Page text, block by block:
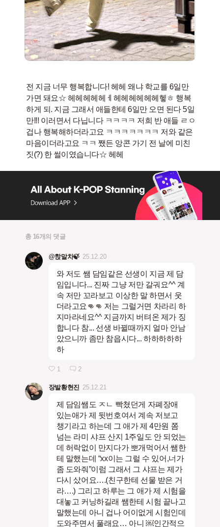
전 지금 너무 행복합니다! 헤헤 왜냐 학교를 6일만
가면 돼요☆ 헤헤헤헤헤ㅔ헤헤헤헤헤헤헿ㅎ 행복
하게 되. 지금 그래서 애들한테 6일만 오면 된다 5일
만!!! 이러면서 다닙니다 ㅋㅋㅋㅋ 저희 반 애들 ㄹㅇ
겁나 행복해하더라고요 ㅋㅋㅋㅋㅋㅋㅋ 저와 같은
마음이더라고요 ㅋㅋ 쨌든 앙콘 가기 전 날에 미친
총 16개의 댓글
@핝말차🍃 25.12.20
와 저도 쌤 담임같은 선생이 지금 제 담
임입니다... 진짜 그냥 저만 갈궈요^^ 계
속 저만 꼬라보고 이상한 말 하면서 웃
더라고요👊👊 저는 그럴거면 차라리 하
지마라네요^^ 지금까지 버텨온 제가 징
합니다 참... 선생 바뀔때까지 얼마 안남
았으니까 좀만 참읍시다... 하하하하하
하
1 2
장발황현진 25.12.21
제 담임쌤도 ㅈㄴ 빡쳤던게 자폐장애
있는애가 제 뒷번호여서 계속 저보고
챙기라고 하는데 그 애가 제 4만원 쫌
넘는 라미 샤프 산지 1주일도 안 되었는
데 허락없이 만지다가 뽀개먹어서 쌤한
테 말했는데 “xx이는 그럴 수 있어,너가
좀 도와줘”이럼 그래서 그 샤프는 제가
다시 샀어요….(친구한테 선물 받은 거
라….) 그리고 하루는 그 애가 제 시험을
대놓고 커닝하길래 쌤한테 시험 끝나고
말했는데 아니 겁나 어이없게 시험인데
도와주면서 풀래요… 아니 ￼인간적으